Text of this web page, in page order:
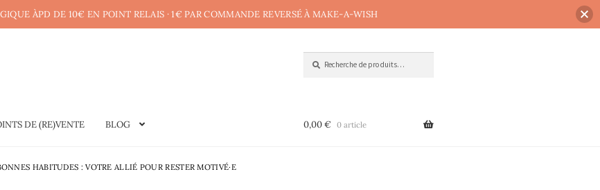
DE (RE)VENTE BLOG 0,00€ 0 article
HABITUDES : VOTRE ALLIÉ POUR RESTER MOTIVÉ·E
ÀPD DE 10€ EN POINT RELAIS · 1€ PAR COMMANDE REVERSÉ À MAKE-A-WISH